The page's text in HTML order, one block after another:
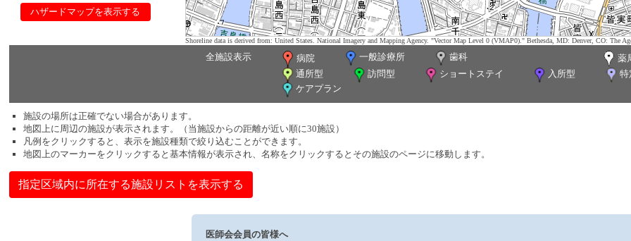
ハザードマップを表示する
Shoreline data is derived from: United States. National Imagery and Mapping Agency. "Vector Map Level 0 (VMAP0)." Bethesda, MD: Denver, CO: The
全施設表示 病院 一般診療所 歯科
薬
通所型
訪問型 ショートステイ 入所型
特
ケアプラン
施設の場所は正確でない場合があります。
地図上に周辺の施設が表示されます。（当施設からの距離が近い順に30施設）
凡例をクリックすると、表示を施設種類で絞り込むことができます。
地図上のマーカーをクリックすると基本情報が表示され、名称をクリックするとその施設のページに移動します。
指定区域内に所在する施設リストを表示する
医師会会員の皆様へ